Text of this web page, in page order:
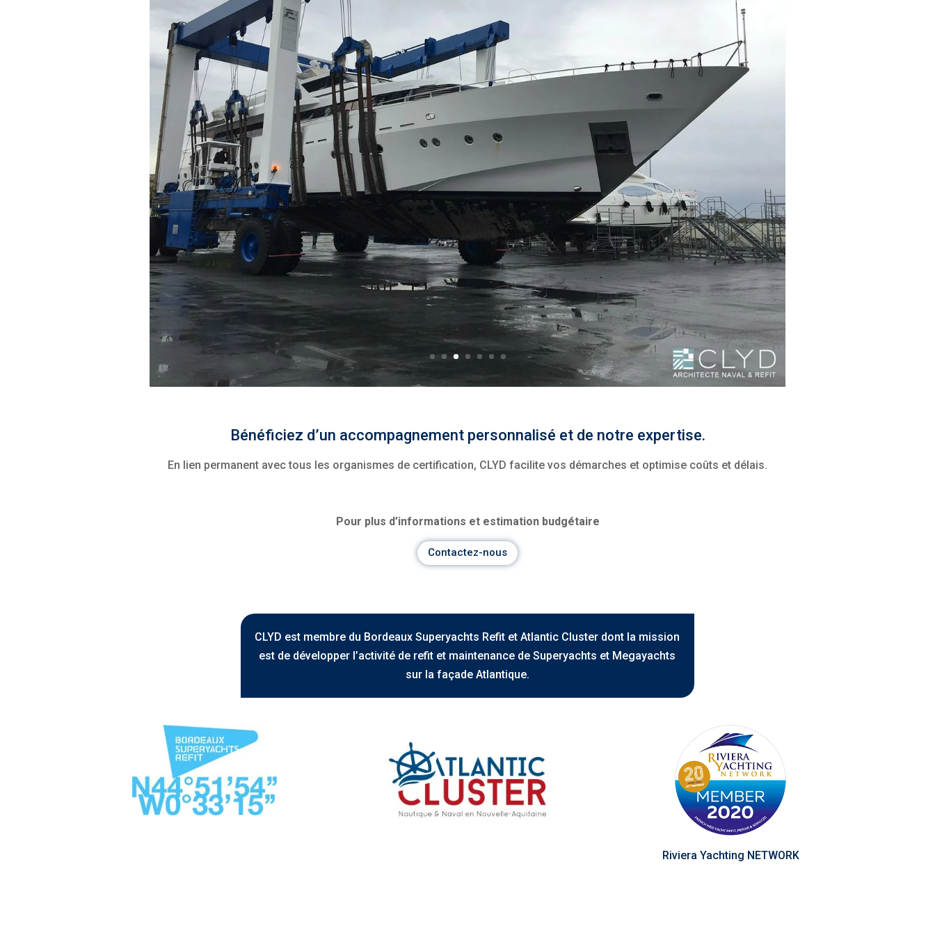
Bénéficiez d’un accompagnement personnalisé et de notre expertise.
En lien permanent avec tous les organismes de certification, CLYD facilite vos démarches et optimise coûts et délais.
Pour plus d’informations et estimation budgétaire
Contactez-nous
CLYD est membre du Bordeaux Superyachts Refit et Atlantic Cluster dont la mission
est de développer l’activité de refit et maintenance de Superyachts et Megayachts
sur la façade Atlantique.
Riviera Yachting NETWORK